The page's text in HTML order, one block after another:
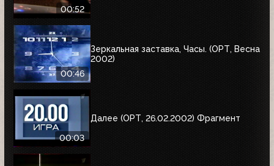
00:52
00:46
Зеркальная заставка, Часы. (ОРТ, Весна
2002)
00:03
Далее (ОРТ, 26.02.2002) Фрагмент